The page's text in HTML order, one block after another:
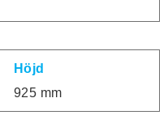
Höjd
925 mm